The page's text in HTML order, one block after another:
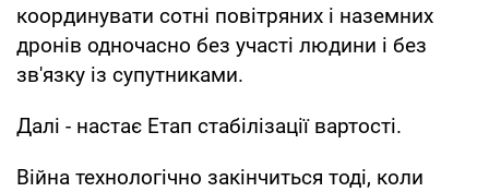
координувати сотні повітряних і наземних
дронів одночасно без участі людини і без
зв'язку із супутниками.
Далі - настає Етап стабілізації вартості.
Війна технологічно закінчиться тоді, коли